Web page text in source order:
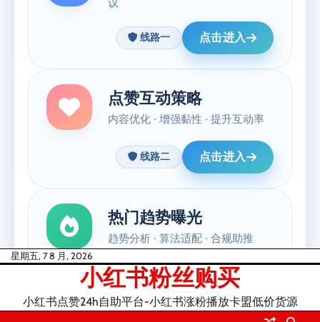
Skip星期五, 7 8 月, 2026
小红书粉丝购买
小红书点赞24h自助平台-小红书涨粉播放卡盟低价货源